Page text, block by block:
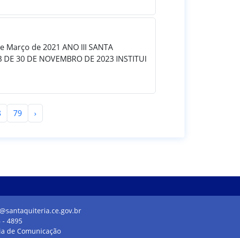
Março de 2021 ANO III SANTA
30 DE NOVEMBRO DE 2023 INSTITUI
79 ›
- 4895
de Comunicação